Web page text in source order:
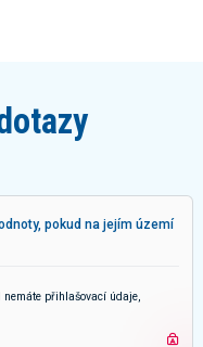
pokud na jejím území
nemáte přihlašovací údaje,